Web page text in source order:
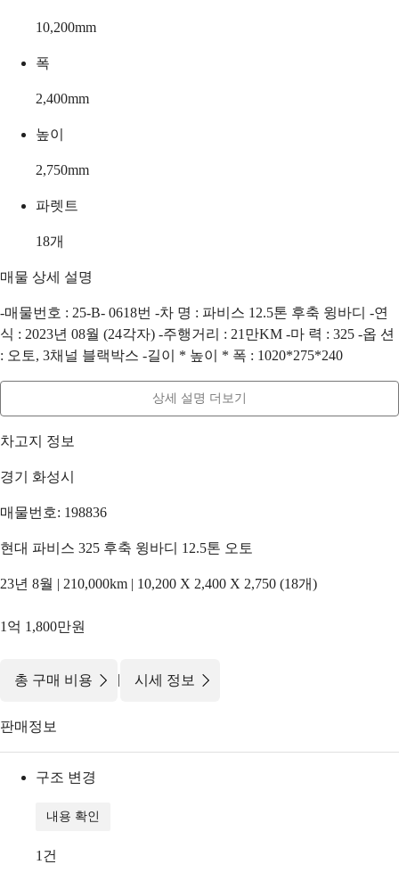
10,200mm
폭
2,400mm
높이
2,750mm
파렛트
18개
매물 상세 설명
-매물번호 : 25-B- 0618번 -차 명 : 파비스 12.5톤 후축 윙바디 -연
식 : 2023년 08월 (24각자) -주행거리 : 21만KM -마 력 : 325 -옵 션
: 오토, 3채널 블랙박스 -길이 * 높이 * 폭 : 1020*275*240
상세 설명 더보기
차고지 정보
경기 화성시
매물번호: 198836
현대 파비스 325 후축 윙바디 12.5톤 오토
23년 8월 | 210,000km | 10,200 X 2,400 X 2,750 (18개)
1억 1,800만원
총 구매 비용 | 시세 정보
판매정보
구조 변경
내용 확인
1 건